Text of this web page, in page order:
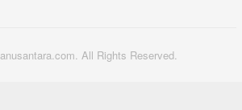
All Rights Reserved.